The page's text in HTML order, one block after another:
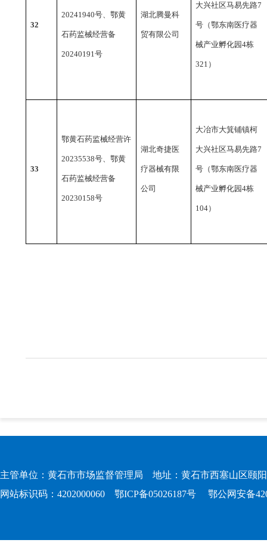
32
20241940号、鄂黄
石药监械经营备
20240191号
湖北腾曼科
贸有限公司
大兴社区马易先路7
号（鄂东南医疗器
械产业孵化园4栋
321）
33
鄂黄石药监械经营许
20235538号、鄂黄
石药监械经营备
20230158号
湖北奇捷医
疗器械有限
公司
大冶市大箕铺镇柯
大兴社区马易先路7
号（鄂东南医疗器
械产业孵化园4栋
104）
主管单位：黄石市市场监督管理局 地址：黄石市西塞山区颐
网站标识码：4202000060 鄂ICP备05026187号 鄂公网安备